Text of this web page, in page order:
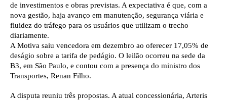
de investimentos e obras previstas. A expectativa é que, com a
nova gestão, haja avanço em manutenção, segurança viária e
fluidez do tráfego para os usuários que utilizam o trecho
diariamente.
A Motiva saiu vencedora em dezembro ao oferecer 17,05% de
deságio sobre a tarifa de pedágio. O leilão ocorreu na sede da
B3, em São Paulo, e contou com a presença do ministro dos
Transportes, Renan Filho.
A disputa reuniu três propostas. A atual concessionária, Arteris